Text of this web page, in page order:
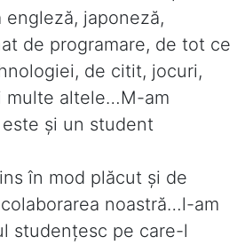
japoneză,
de programare, de tot ce
de citit, jocuri,
multe altele…M-am
şi un student
în mod plăcut şi de
noastră…l-am
studenţesc pe care-l